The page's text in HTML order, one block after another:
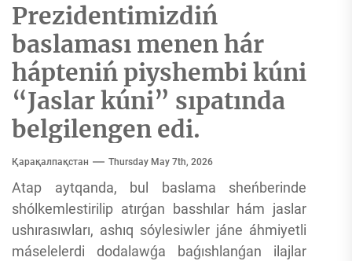
Prezidentimizdiń
baslaması menen hár
hápteniń piyshembi kúni
“Jaslar kúni” sıpatında
belgilengen edi.
Қарақалпақстан Thursday May 7th, 2026
Atap aytqanda, bul baslama sheńberinde
shólkemlestirilip atırǵan basshılar hám jaslar
ushırasıwları, ashıq sóylesiwler jáne áhmiyetli
máselelerdi dodalawǵa baǵıshlanǵan ilajlar